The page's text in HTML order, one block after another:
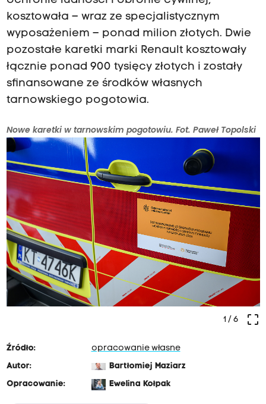
kosztowała – wraz ze specjalistycznym
wyposażeniem – ponad milion złotych. Dwie
pozostałe karetki marki Renault kosztowały
łącznie ponad 900 tysięcy złotych i zostały
sfinansowane ze środków własnych
tarnowskiego pogotowia.
Nowe karetki w tarnowskim pogotowiu. Fot. Paweł Topolski
crop_free
1/ 6
Źródło:
opracowanie własne
Autor:
Bartłomiej Maziarz
Opracowanie:
Ewelina Kołpak